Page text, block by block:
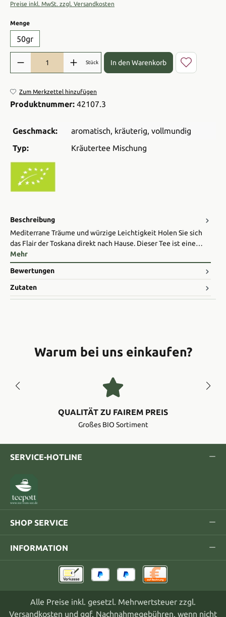
Preise inkl. MwSt. zzgl. Versandkosten
Mengeauswählen
50gr
Produkt Anzahl: Gib den gewünschten Wert ein oder benutze die
Stück In den Warenkorb
Zum Merkzettel hinzufügen
Produktnummer: 42107.3
Geschmack: aromatisch, kräuterig, vollmundig
Typ:
Kräutertee Mischung
Beschreibung
Mediterrane Träume und würzige Leichtigkeit Holen Sie sich
das Flair der Toskana direkt nach Hause. Dieser Tee ist eine…
Mehr
Bewertungen
Zutaten
Warum bei uns einkaufen?
QUALITÄT ZU FAIREM PREIS
Großes BIO Sortiment
SERVICE-HOTLINE
SHOP SERVICE
INFORMATION
Alle Preise inkl. gesetzl. Mehrwertsteuer zzgl.
Versandkosten und ggf. Nachnahmegebühren, wenn nicht